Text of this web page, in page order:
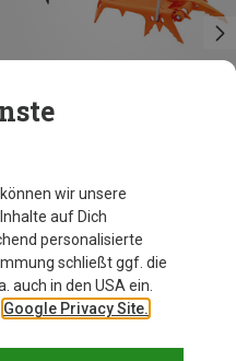
Petzl
Dart Leverlock FIL Steigeisen
€
wir unsere
auf Dich
personalisierte
schließt ggf. die
auch in den USA ein.
Google Privacy Site.